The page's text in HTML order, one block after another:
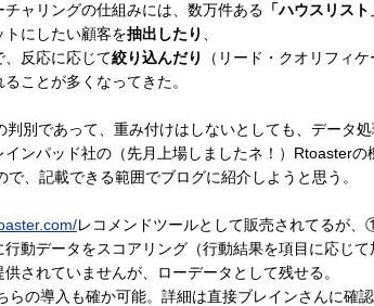
ャリングの仕組みには、数万件ある 「ハウスリスト
にしたい顧客を抽出したり
反応に応じて絞り込んだり
（リード・クオリフィケ
ことが多くなってきた。
別であって、重み付けはしないとしても、データ
ンパッド社の（先月上場しましたネ！）Rtoaster
、記載できる範囲でブログに紹介しようと思う。
レコメンドツールとして販売されてるが
動データをスコアリング（行動結果を項目に応じて
されていませんが、ローデータとして残せる。
の導入も確か可能。詳細は直接ブレインさんに確認